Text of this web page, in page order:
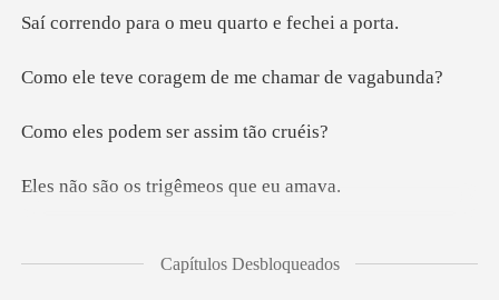
Loja a o meu quarto e
ragem de me cham
dem ser assi
os trigêmeos
Capítulos Desbloqueados